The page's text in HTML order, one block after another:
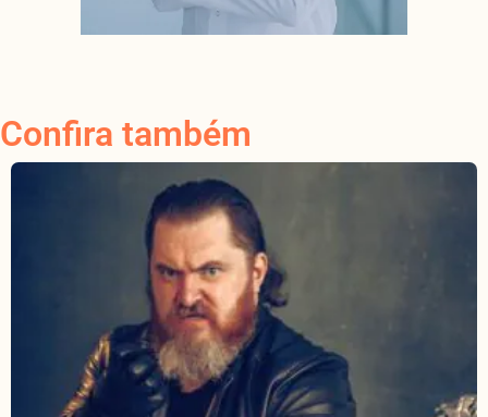
Confira também